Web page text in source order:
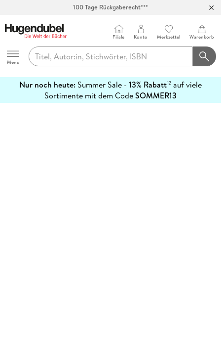
100 Tage Rückgaberecht***
Hugendubel
Menu
Filiale Konto Merkzettel Warenkorb
Nur noch heute: Summer Sale - 13% Rabatt12 auf viele
Sortimente mit dem CodeSOMMER13
erfahren